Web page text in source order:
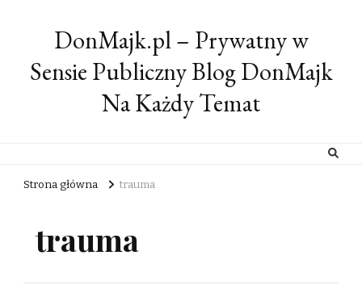
DonMajk.pl – Prywatny w
Sensie Publiczny Blog DonMajk
Na Każdy Temat
Strona główna trauma
trauma